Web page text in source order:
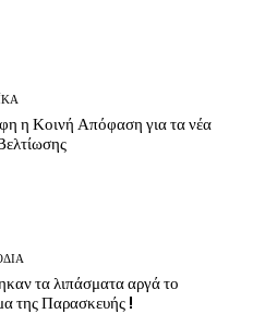
η Κοινή Απόφαση για τα νέα
τα λιπάσματα αργά το
της Παρασκευής !